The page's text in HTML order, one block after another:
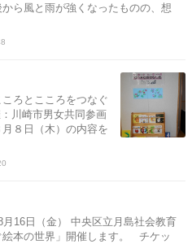
ら風と雨が強くなったものの、想
ろとこころをつなぐ
川崎市男女共同参画
８日（木）の内容を
16日（金） 中央区立月島社会教育
本の世界」開催します。 チケッ